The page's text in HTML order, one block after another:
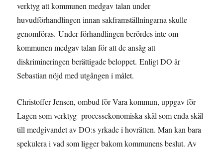
verktyg att kommunen medgav talan under
huvudförhandlingen innan sakframställningarna skulle
genomföras. Under förhandlingen berördes inte om
kommunen medgav talan för att de ansåg att
diskrimineringen berättigade beloppet. Enligt DO är
Sebastian nöjd med utgången i målet.
Christoffer Jensen, ombud för Vara kommun, uppgav för
Lagen som verktyg processekonomiska skäl som enda skäl
till medgivandet av DO:s yrkade i hovrätten. Man kan bara
spekulera i vad som ligger bakom kommunens beslut. Av